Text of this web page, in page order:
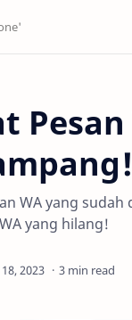
WA yang
yang hilang!
3 min read